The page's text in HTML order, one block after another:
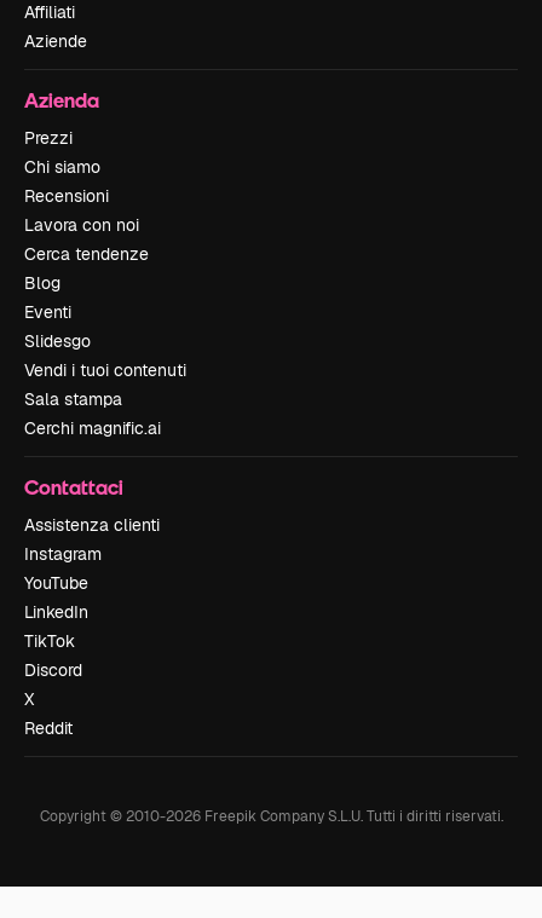
Affiliati
Aziende
Azienda
Prezzi
Chi siamo
Recensioni
Lavora con noi
Cerca tendenze
Blog
Eventi
Slidesgo
Vendi i tuoi contenuti
Sala stampa
Cerchi magnific.ai
Contattaci
Assistenza clienti
Instagram
YouTube
LinkedIn
TikTok
Discord
X
Reddit
Copyright © 2010-2026Freepik Company S.L.U. Tutti i diritti riservati.